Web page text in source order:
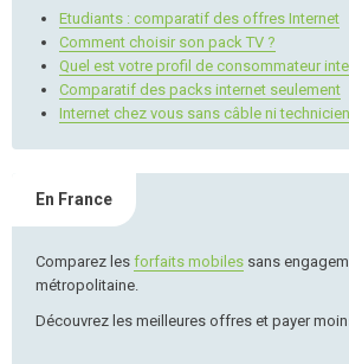
Etudiants : comparatif des offres Internet
Comment choisir son pack TV ?
Quel est votre profil de consommateur
Comparatif des packs internet seulement
Internet chez vous sans câble ni
En France
Comparez les forfaits mobiles sans
métropolitaine.
Découvrez les meilleures offres et payer